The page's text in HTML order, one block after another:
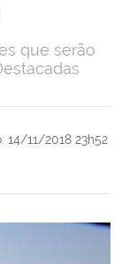
: 14/11/2018 23h52
que serão